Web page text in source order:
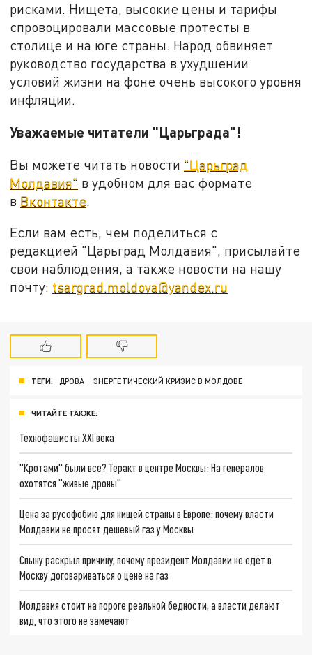
рисками. Нищета, высокие цены и тарифы
спровоцировали массовые протесты в
столице и на юге страны. Народ обвиняет
руководство государства в ухудшении
условий жизни на фоне очень высокого уровня
инфляции.
Уважаемые читатели "Царьграда"!
Вы можете читать новости "Царьград
Молдавия" в удобном для вас формате
в Вконтакте.
Если вам есть, чем поделиться с
редакцией "Царьград Молдавия", присылайте
свои наблюдения, а также новости на нашу
почту: tsargrad.moldova@yandex.ru
ТЕГИ: ДРОВА ЭНЕРГЕТИЧЕСКИЙ КРИЗИС В МОЛДОВЕ
ЧИТАЙТЕ ТАКЖЕ:
Технофашисты XXI века
"Кротами" были все? Теракт в центре Москвы: На генералов
охотятся "живые дроны"
Цена за русофобию для нищей страны в Европе: почему власти
Молдавии не просят дешевый газ у Москвы
Спыну раскрыл причину, почему президент Молдавии не едет в
Москву договариваться о цене на газ
Молдавия стоит на пороге реальной бедности, а власти делают
вид, что этого не замечают